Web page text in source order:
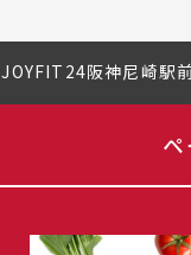
JOYFIT24阪神尼崎駅